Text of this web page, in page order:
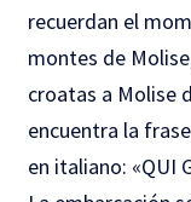
recuerdan el
montes de
croatas a Molise
encuentra la
en italiano: «QUI